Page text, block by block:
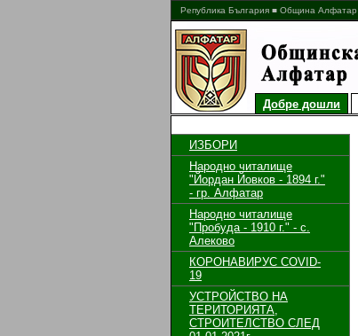
Република България ■ Община Алфатар
Добре дошли
ИЗБОРИ
Народно читалище
"Йордан Йовков - 1894 г."
- гр. Алфатар
Народно читалище
"Пробуда - 1910 г." - с.
Алеково
КОРОНАВИРУС COVID-
19
УСТРОЙСТВО НА
ТЕРИТОРИЯТА,
СТРОИТЕЛСТВО СЛЕД